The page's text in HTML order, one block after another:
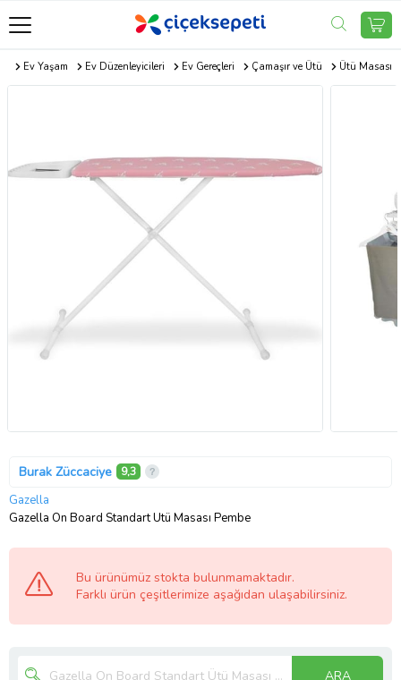
Ev Yaşam Ev Düzenleyicileri Ev Gereçleri Çamaşır ve Ütü Ütü Masası
Burak Züccaciye 9,3
Gazella
Gazella On Board Standart Ütü Masası Pembe
Bu ürünümüz stokta bulunmamaktadır.
Farklı ürün çeşitlerimize aşağıdan ulaşabilirsiniz.
ARA